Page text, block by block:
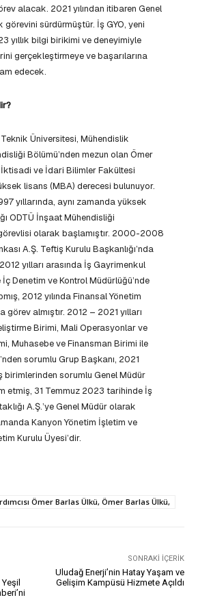
alacak. 2021 yılından itibaren Genel
görevini sürdürmüştür. İş GYO, yeni
yıllık bilgi birikimi ve deneyimiyle
gerçekleştirmeye ve başarılarına
edecek.
Üniversitesi, Mühendislik
Bölümü’nden mezun olan Ömer
İktisadi ve İdari Bilimler Fakültesi
lisans (MBA) derecesi bulunuyor.
yıllarında, aynı zamanda yüksek
ODTÜ İnşaat Mühendisliği
olarak başlamıştır. 2000-2008
A.Ş. Teftiş Kurulu Başkanlığı’nda
yılları arasında İş Gayrimenkul
İç Denetim ve Kontrol Müdürlüğü’nde
2012 yılında Finansal Yönetim
görev almıştır. 2012 – 2021 yılları
Birimi, Mali Operasyonlar ve
Muhasebe ve Finansman Birimi ile
sorumlu Grup Başkanı, 2021
birimlerinden sorumlu Genel Müdür
etmiş, 31 Temmuz 2023 tarihinde İş
A.Ş.’ye Genel Müdür olarak
Kanyon Yönetim İşletim ve
Kurulu Üyesi’dir.
Ömer Barlas Ülkü, Ömer Barlas Ülkü,
SONRAKI İÇERIK
Uludağ Enerji’nin Hatay Yaşam ve
Gelişim Kampüsü Hizmete Açıldı